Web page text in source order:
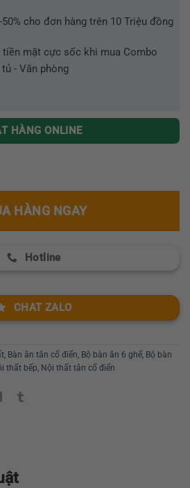
cho đơn hàng trên 10 Triệu đồng
mặt cực sốc khi mua Combo
- Văn phòng
HÀNG ONLINE
HÀNG NGAY
Hotline
CHAT ZALO
, Bàn ăn tân cổ điển, Bộ bàn ăn 6 ghế, Bộ bàn
thất bếp, Nội thất tân cổ điển